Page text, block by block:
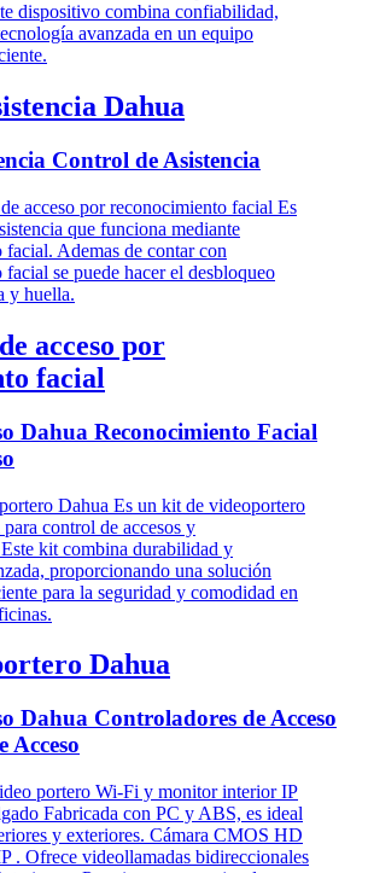
Dahua
Control de Asistencia
acceso por
facial
Dahua Reconocimiento Facial
Dahua
Dahua Controladores de Acceso
Acceso